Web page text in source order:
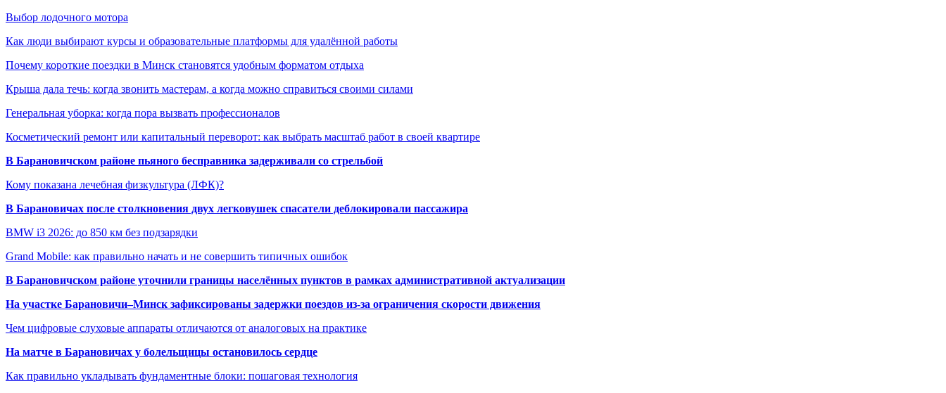
Выбор лодочного мотора
Как люди выбирают курсы и образовательные платформы для удалённой работы
Почему короткие поездки в Минск становятся удобным форматом отдыха
Крыша дала течь: когда звонить мастерам, а когда можно справиться своими силами
Генеральная уборка: когда пора вызвать профессионалов
Косметический ремонт или капитальный переворот: как выбрать масштаб работ в своей квартире
В Барановичском районе пьяного бесправника задерживали со стрельбой
Кому показана лечебная физкультура (ЛФК)?
В Барановичах после столкновения двух легковушек спасатели деблокировали пассажира
BMW i3 2026: до 850 км без подзарядки
Grand Mobile: как правильно начать и не совершить типичных ошибок
В Барановичском районе уточнили границы населённых пунктов в рамках административной актуализации
На участке Барановичи–Минск зафиксированы задержки поездов из-за ограничения скорости движения
Чем цифровые слуховые аппараты отличаются от аналоговых на практике
На матче в Барановичах у болельщицы остановилось сердце
Как правильно укладывать фундаментные блоки: пошаговая технология